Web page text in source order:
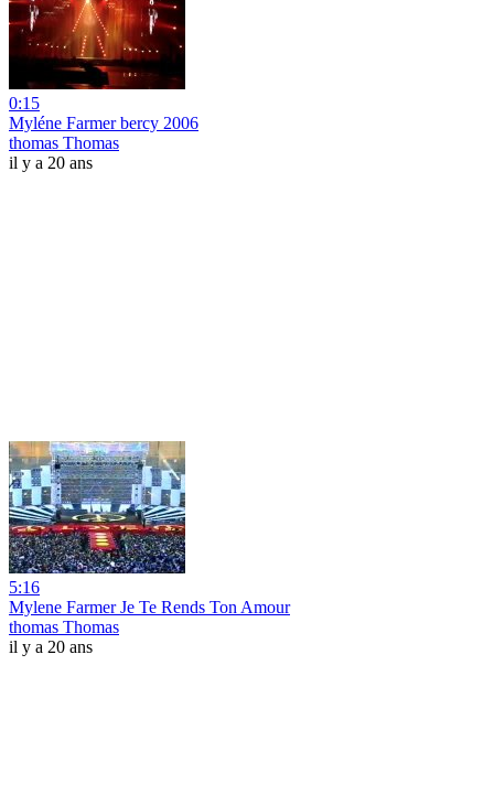
0:15
Myléne Farmer bercy 2006
thomas Thomas
il y a 20 ans
5:16
Mylene Farmer Je Te Rends Ton Amour
thomas Thomas
il y a 20 ans